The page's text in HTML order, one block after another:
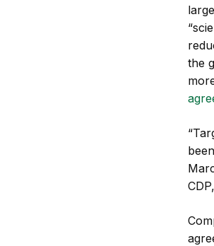
the